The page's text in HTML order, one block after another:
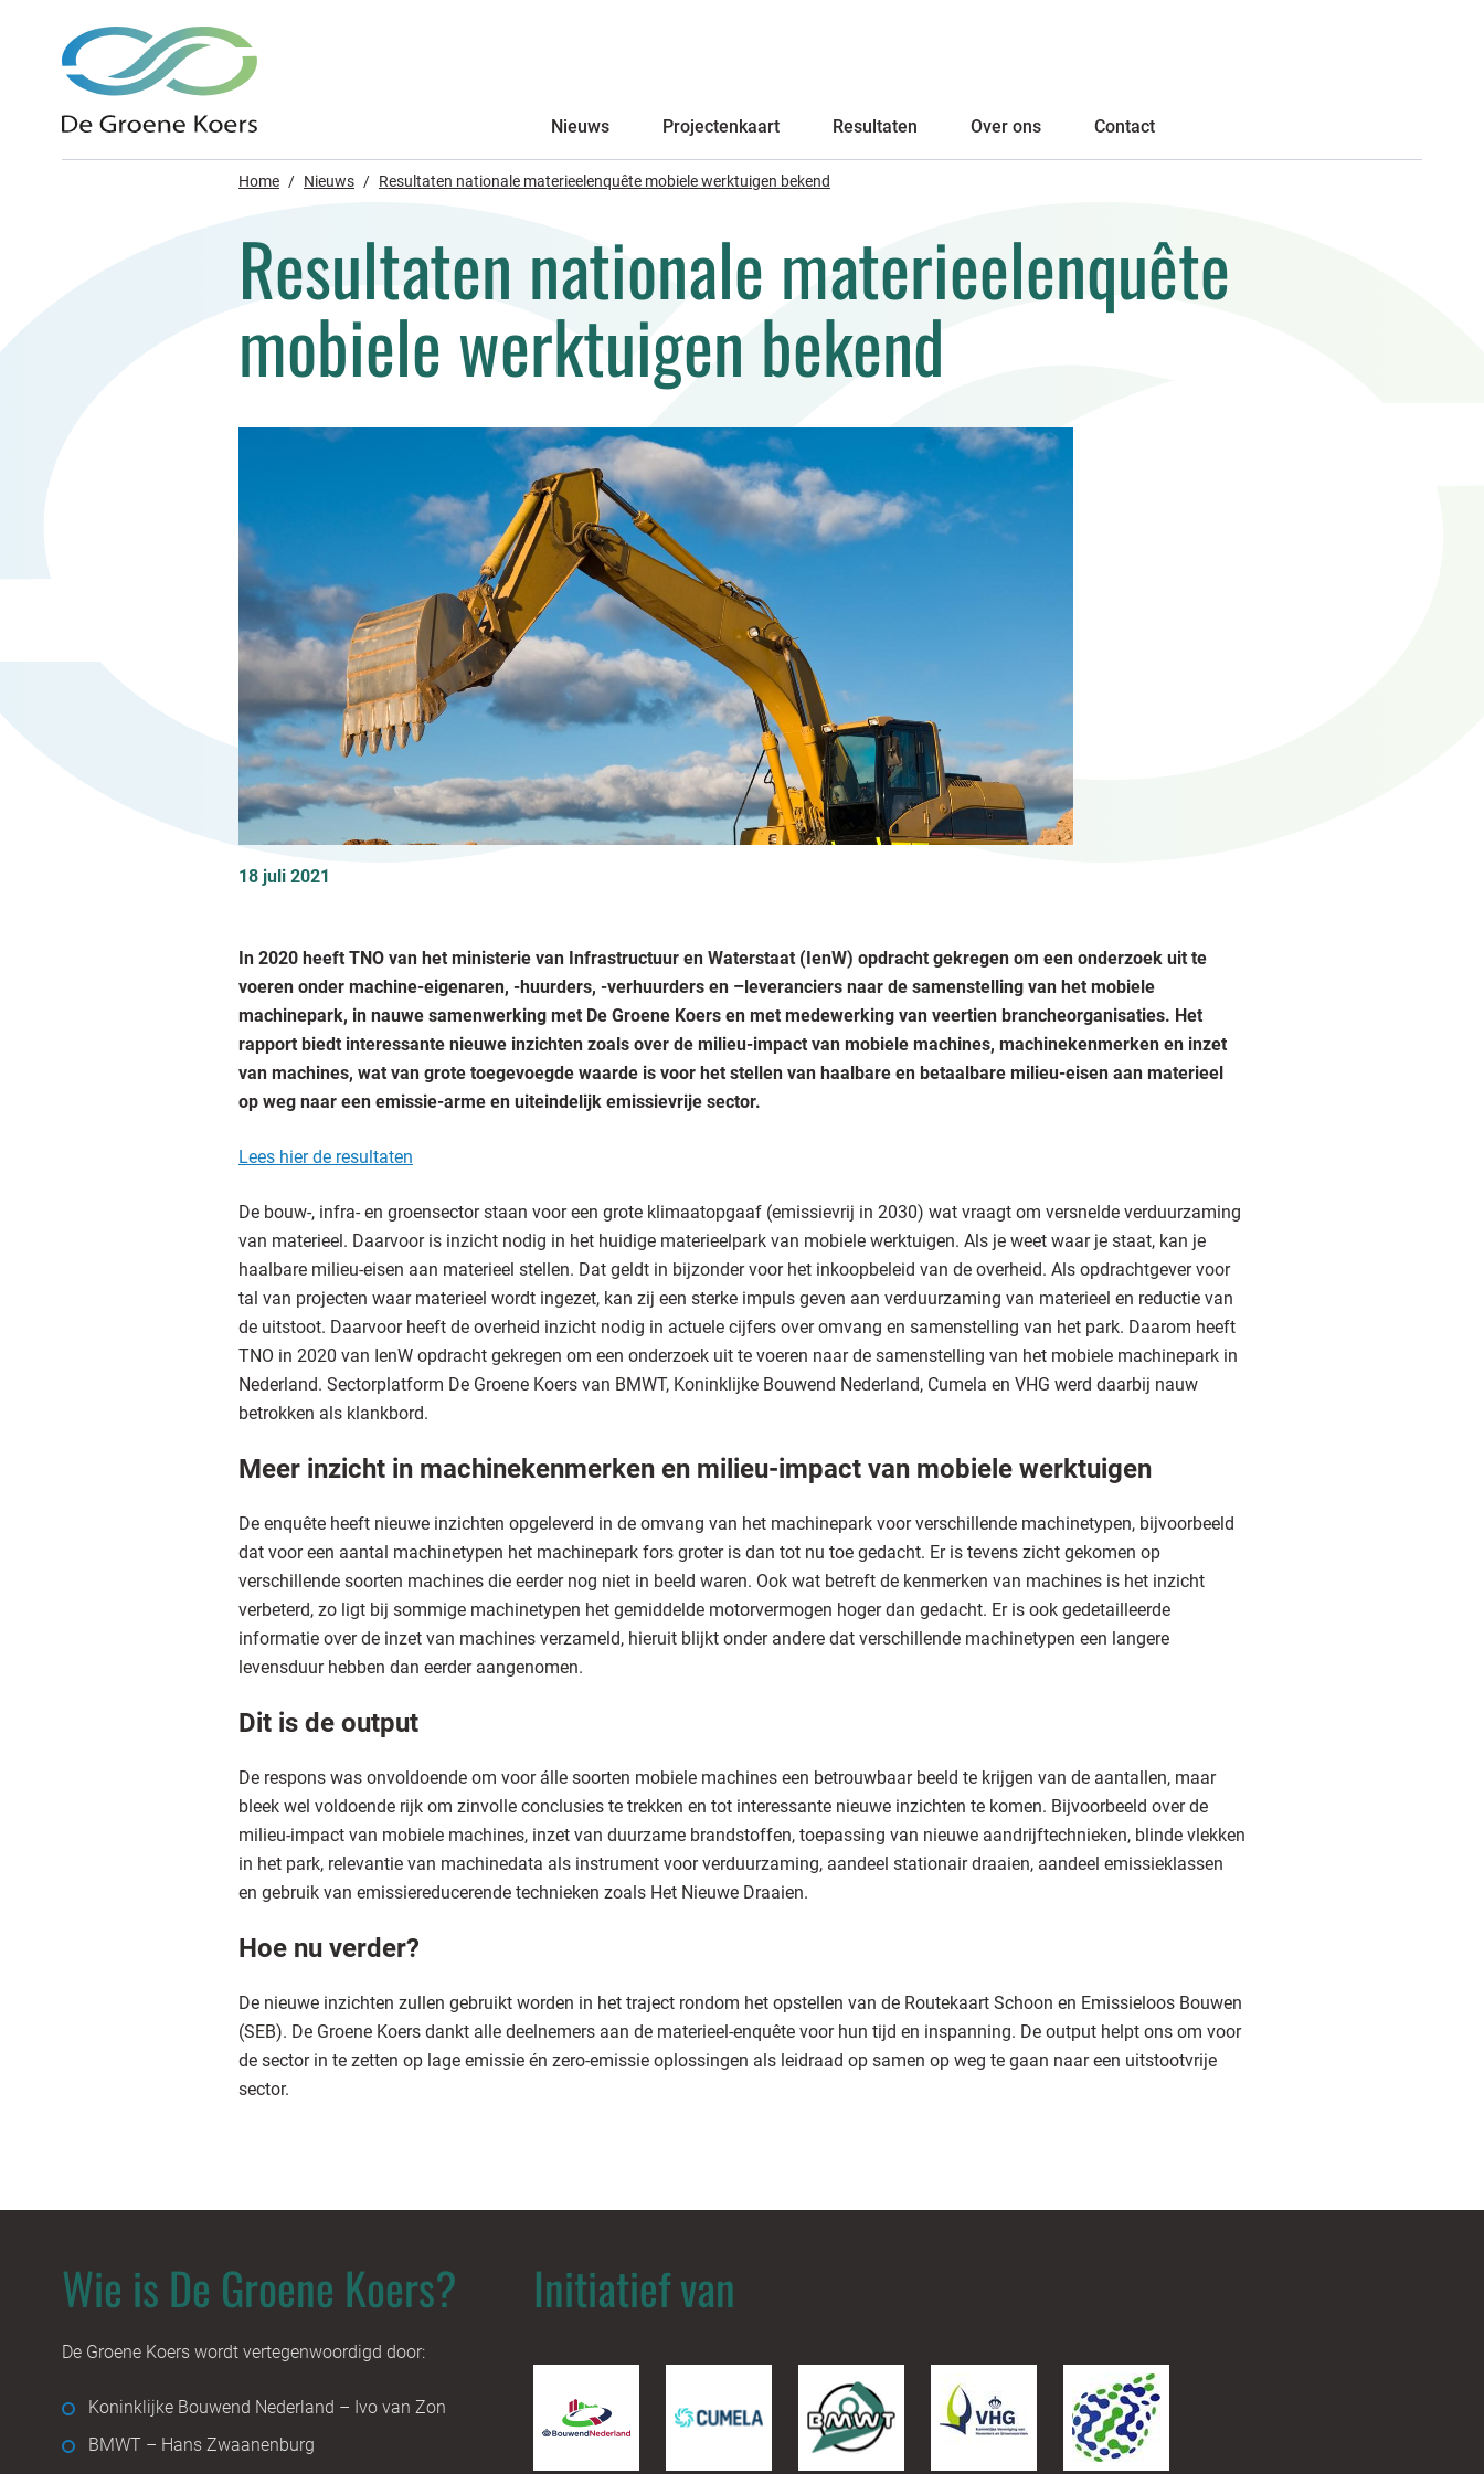
Nieuws
Projectenkaart Resultaten Over ons Contact
Home / Nieuws / Resultaten nationale materieelenquête mobiele werktuigen bekend
Resultaten nationale materieelenquête
mobiele werktuigen bekend
18 juli 2021
In 2020 heeft TNO van het ministerie van Infrastructuur en Waterstaat (IenW) opdracht gekregen om een onderzoek uit te
voeren onder machine-eigenaren, -huurders, -verhuurders en –leveranciers naar de samenstelling van het mobiele
machinepark, in nauwe samenwerking met De Groene Koers en met medewerking van veertien brancheorganisaties. Het
rapport biedt interessante nieuwe inzichten zoals over de milieu-impact van mobiele machines, machinekenmerken en inzet
van machines, wat van grote toegevoegde waarde is voor het stellen van haalbare en betaalbare milieu-eisen aan materieel
op weg naar een emissie-arme en uiteindelijk emissievrije sector.
Lees hier de resultaten
De bouw-, infra- en groensector staan voor een grote klimaatopgaaf (emissievrij in 2030) wat vraagt om versnelde verduurzaming
van materieel. Daarvoor is inzicht nodig in het huidige materieelpark van mobiele werktuigen. Als je weet waar je staat, kan je
haalbare milieu-eisen aan materieel stellen. Dat geldt in bijzonder voor het inkoopbeleid van de overheid. Als opdrachtgever voor
tal van projecten waar materieel wordt ingezet, kan zij een sterke impuls geven aan verduurzaming van materieel en reductie van
de uitstoot. Daarvoor heeft de overheid inzicht nodig in actuele cijfers over omvang en samenstelling van het park. Daarom heeft
TNO in 2020 van IenW opdracht gekregen om een onderzoek uit te voeren naar de samenstelling van het mobiele machinepark in
Nederland. Sectorplatform De Groene Koers van BMWT, Koninklijke Bouwend Nederland, Cumela en VHG werd daarbij nauw
betrokken als klankbord.
Meer inzicht in machinekenmerken en milieu-impact van mobiele werktuigen
De enquête heeft nieuwe inzichten opgeleverd in de omvang van het machinepark voor verschillende machinetypen, bijvoorbeeld
dat voor een aantal machinetypen het machinepark fors groter is dan tot nu toe gedacht. Er is tevens zicht gekomen op
verschillende soorten machines die eerder nog niet in beeld waren. Ook wat betreft de kenmerken van machines is het inzicht
verbeterd, zo ligt bij sommige machinetypen het gemiddelde motorvermogen hoger dan gedacht. Er is ook gedetailleerde
informatie over de inzet van machines verzameld, hieruit blijkt onder andere dat verschillende machinetypen een langere
levensduur hebben dan eerder aangenomen.
Dit is de output
De respons was onvoldoende om voor álle soorten mobiele machines een betrouwbaar beeld te krijgen van de aantallen, maar
bleek wel voldoende rijk om zinvolle conclusies te trekken en tot interessante nieuwe inzichten te komen. Bijvoorbeeld over de
milieu-impact van mobiele machines, inzet van duurzame brandstoffen, toepassing van nieuwe aandrijftechnieken, blinde vlekken
in het park, relevantie van machinedata als instrument voor verduurzaming, aandeel stationair draaien, aandeel emissieklassen
en gebruik van emissiereducerende technieken zoals Het Nieuwe Draaien.
Hoe nu verder?
De nieuwe inzichten zullen gebruikt worden in het traject rondom het opstellen van de Routekaart Schoon en Emissieloos Bouwen
(SEB). De Groene Koers dankt alle deelnemers aan de materieel-enquête voor hun tijd en inspanning. De output helpt ons om voor
de sector in te zetten op lage emissie én zero-emissie oplossingen als leidraad op samen op weg te gaan naar een uitstootvrije
sector.
Wie is De Groene Koers?
De Groene Koers wordt vertegenwoordigd door:
Koninklijke Bouwend Nederland – Ivo van Zon
BMWT – Hans Zwaanenburg
Initiatief van